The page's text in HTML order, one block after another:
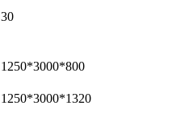
30
1250*3000*800
1250*3000*1320